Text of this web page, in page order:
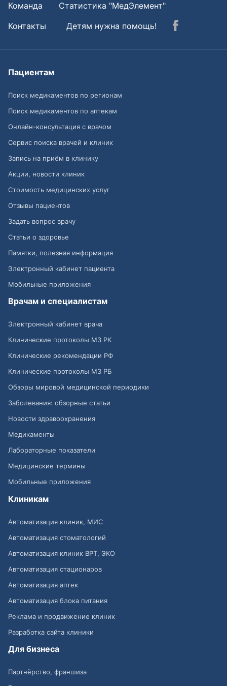
Команда
Статистика "МедЭлемент"
Контакты
Детям нужна помощь!
Пациентам
Поиск медикаментов по регионам
Поиск медикаментов по аптекам
Онлайн-консультация с врачом
Сервис поиска врачей и клиник
Запись на приём в клинику
Акции, новости клиник
Стоимость медицинских услуг
Отзывы пациентов
Задать вопрос врачу
Статьи о здоровье
Памятки, полезная информация
Электронный кабинет пациента
Мобильные приложения
Врачам и специалистам
Электронный кабинет врача
Клинические протоколы МЗ РК
Клинические рекомендации РФ
Клинические протоколы МЗ РБ
Обзоры мировой медицинской периодики
Заболевания: обзорные статьи
Новости здравоохранения
Медикаменты
Лабораторные показатели
Медицинские термины
Мобильные приложения
Клиникам
Автоматизация клиник, МИС
Автоматизация стоматологий
Автоматизация клиник ВРТ, ЭКО
Автоматизация стационаров
Автоматизация аптек
Автоматизация блока питания
Реклама и продвижение клиник
Разработка сайта клиники
Для бизнеса
Партнёрство, франшиза